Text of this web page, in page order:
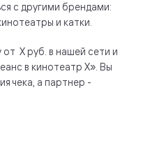
с другими брендами:
и катки.
Х руб. в нашей сети и
в кинотеатр Х». Вы
чека, а партнер -